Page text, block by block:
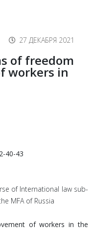
27 ДЕКАБРЯ 2021
of freedom
workers in
40-43
of International law sub-
MFA of Russia
of workers in the